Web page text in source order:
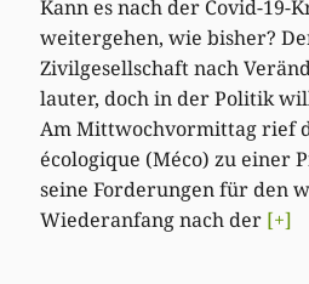
Kann es nach der Covid-19-
weitergehen, wie bisher?
Zivilgesellschaft nach
lauter, doch in der Politik
Am Mittwochvormittag rief
écologique (Méco) zu einer
seine Forderungen für den
Wiederanfang nach der [+]